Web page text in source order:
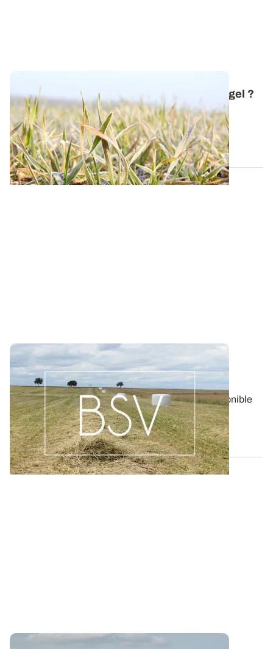
Comment réagissent les céréales face au gel ?
Avec l'arrivée de la neige et des premières gelées,
revenons sur les mécanismes mis en...
20 NOV. 2025
Bulletin de santé du Végétal - Lorraine :
Pommes de terre
Aujourd'hui, le BSV Pommes de terre n°17 est disponible
pour la région LORRAINE.
06 AOÛT 2026